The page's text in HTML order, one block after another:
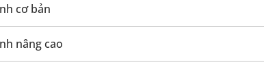
cơ bản
nâng cao